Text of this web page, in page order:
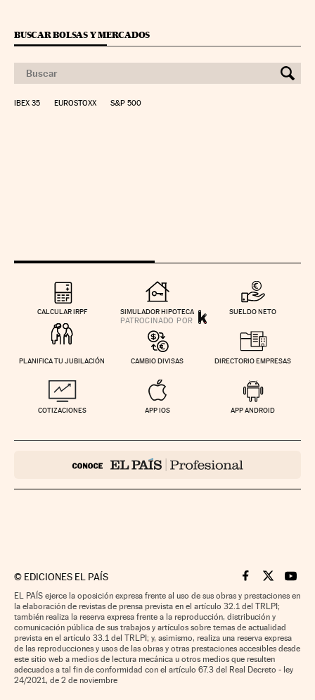
BUSCAR BOLSAS Y MERCADOS
IBEX 35 EUROSTOXX S&P 500
CALCULAR IRPF SIMULADOR HIPOTECA SUELDO NETO
PLANIFICA TU JUBILACIÓN CAMBIO DIVISAS DIRECTORIO EMPRESAS
COTIZACIONES APP IOS APP ANDROID
© EDICIONES EL PAÍS Cinco Días en
Cinco Días
Cinco
EL PAÍS ejerce la oposición expresa frente al uso de sus obras y prestaciones en
la elaboración de revistas de prensa prevista en el artículo 32.1 del TRLPI;
también realiza la reserva expresa frente a la reproducción, distribución y
comunicación pública de sus trabajos y artículos sobre temas de actualidad
prevista en el artículo 33.1 del TRLPI; y, asimismo, realiza una reserva expresa
de las reproducciones y usos de las obras y otras prestaciones accesibles desde
este sitio web a medios de lectura mecánica u otros medios que resulten
adecuados a tal fin de conformidad con el artículo 67.3 del Real Decreto - ley
24/2021, de 2 de noviembre